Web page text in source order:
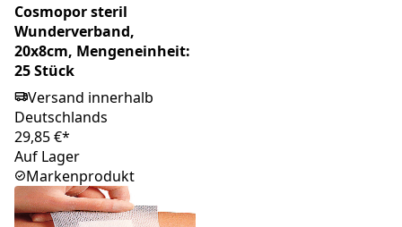
Cosmopor steril
Wunderverband,
20x8cm, Mengeneinheit:
25 Stück
Versand innerhalb
Deutschlands
29,85 €*
Auf Lager
Markenprodukt